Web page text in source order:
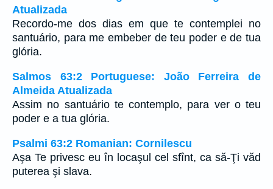
Atualizada
Recordo-me dos dias em que te contemplei no
santuário, para me embeber de teu poder e de tua
glória.
Salmos 63:2 Portuguese: João Ferreira de
Almeida Atualizada
Assim no santuário te contemplo, para ver o teu
poder e a tua glória.
Psalmi 63:2 Romanian: Cornilescu
Aşa Te privesc eu în locaşul cel sfînt, ca să-Ţi văd
puterea şi slava.